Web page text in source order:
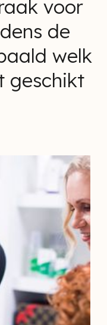
voor
de
welk
geschikt